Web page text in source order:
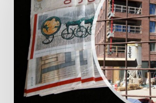
kommunale
plejehjem
billigere
friplejehjem